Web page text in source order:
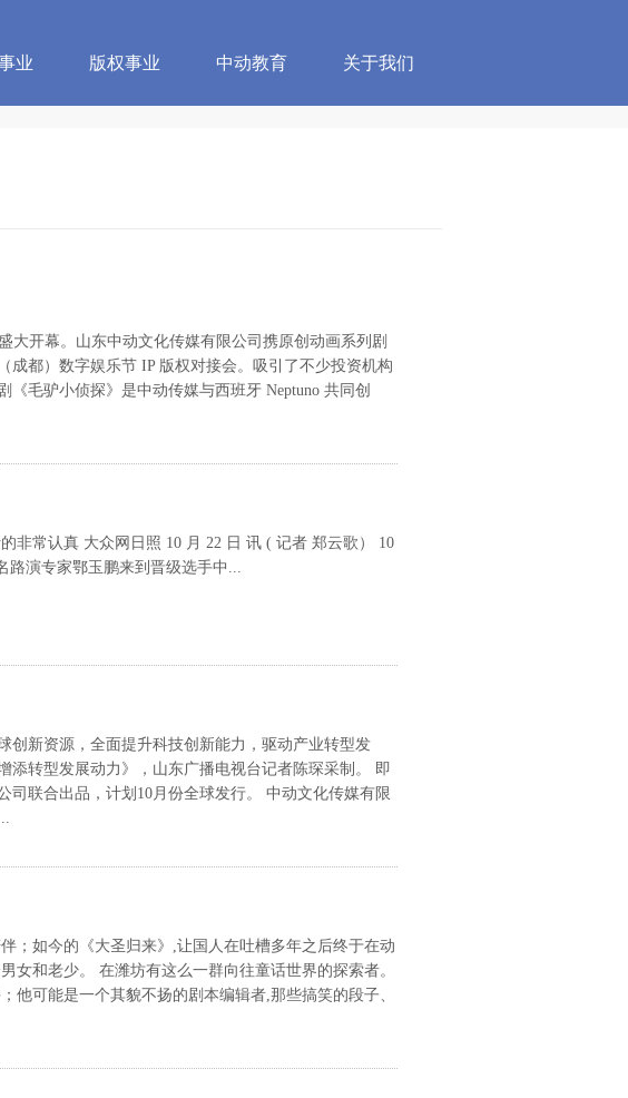
业 版权事业 中动教育 关于我们
大开幕。山东中动文化传媒有限公司携原创动画系列剧
成都）数字娱乐节 IP 版权对接会。吸引了不少投资机构
毛驴小侦探》是中动传媒与西班牙 Neptuno 共同创
非常认真 大众网日照 10 月 22 日 讯 ( 记者 郑云歌） 10
路演专家鄂玉鹏来到晋级选手中...
创新资源，全面提升科技创新能力，驱动产业转型发
添转型发展动力》，山东广播电视台记者陈琛采制。 即
联合出品，计划10月份全球发行。 中动文化传媒有限
；如今的《大圣归来》,让国人在吐槽多年之后终于在动
女和老少。 在潍坊有这么一群向往童话世界的探索者。
他可能是一个其貌不扬的剧本编辑者,那些搞笑的段子、